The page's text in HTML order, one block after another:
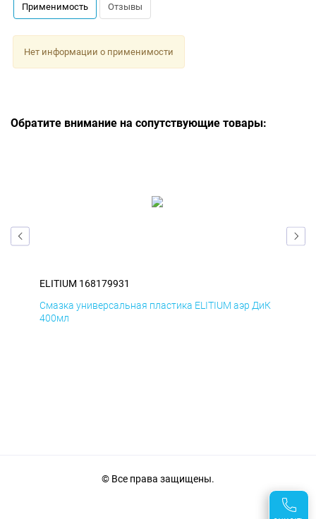
Применимость Отзывы
Нет информации о применимости
Обратите внимание на сопутствующие товары:
ELITIUM 168179931
Смазка универсальная пластика ELITIUM аэр ДиК
400мл
© Все права защищены.